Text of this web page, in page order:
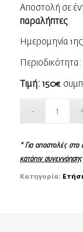
Αποστολή σε
παραλήπτες
Ημερομηνία
Περιοδικότητα:
Τιμή: 150€
* Για αποστολές στο
κατόπιν συνεννόησης
Κατηγορία: